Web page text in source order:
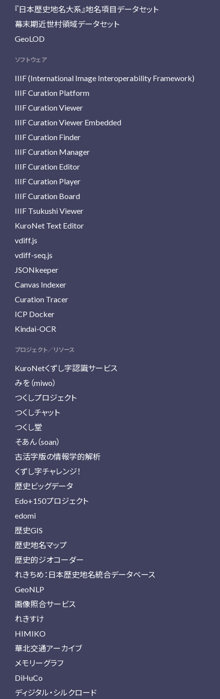
『日本歴史地名大系』地名項目データセット
幕末期近世村領域データセット
GeoLOD
ソフトウェア
IIIF (International Image Interoperability Framework)
IIIF Curation Platform
IIIF Curation Viewer
IIIF Curation Viewer Embedded
IIIF Curation Finder
IIIF Curation Manager
IIIF Curation Editor
IIIF Curation Player
IIIF Curation Board
IIIF Tsukushi Viewer
KuroNet Text Editor
vdiff.js
vdiff-seq.js
JSONkeeper
Canvas Indexer
Curation Tracer
ICP Docker
Kindai-OCR
プロジェクト／リソース
KuroNetくずし字認識サービス
みを（miwo）
つくしプロジェクト
つくしチャット
つくし堂
そあん（soan）
古活字版の情報学的解析
くずし字チャレンジ！
歴史ビッグデータ
Edo+150プロジェクト
edomi
歴史GIS
歴史地名マップ
歴史的ジオコーダー
れきちめ：日本歴史地名統合データベース
GeoNLP
画像照合サービス
れきすけ
HIMIKO
華北交通アーカイブ
メモリーグラフ
DiHuCo
ディジタル・シルクロード